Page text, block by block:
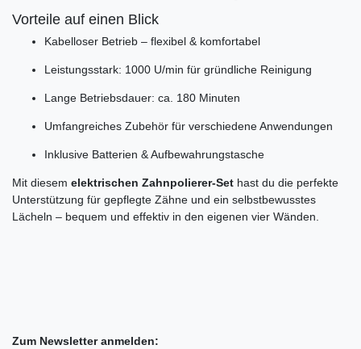
Vorteile auf einen Blick
Kabelloser Betrieb – flexibel & komfortabel
Leistungsstark: 1000 U/min für gründliche Reinigung
Lange Betriebsdauer: ca. 180 Minuten
Umfangreiches Zubehör für verschiedene Anwendungen
Inklusive Batterien & Aufbewahrungstasche
Mit diesem elektrischen Zahnpolierer-Set hast du die perfekte
Unterstützung für gepflegte Zähne und ein selbstbewusstes
Lächeln – bequem und effektiv in den eigenen vier Wänden.
Zum Newsletter anmelden: